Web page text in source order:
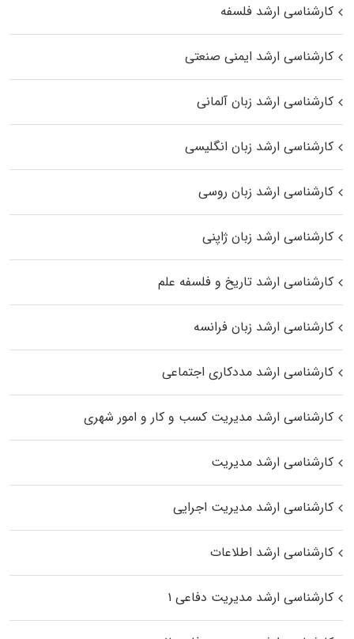
کارشناسی ارشد فلسفه
کارشناسی ارشد ایمنی صنعتی
کارشناسی ارشد زبان آلمانی
کارشناسی ارشد زبان انگلیسی
کارشناسی ارشد زبان روسی
کارشناسی ارشد زبان ژاپنی
کارشناسی ارشد تاریخ و فلسفه علم
کارشناسی ارشد زبان فرانسه
کارشناسی ارشد مددکاری اجتماعی
کارشناسی ارشد مدیریت کسب و کار و امور شهری
کارشناسی ارشد مدیریت
کارشناسی ارشد مدیریت اجرایی
کارشناسی ارشد اطلاعات
کارشناسی ارشد مدیریت دفاعی ۱